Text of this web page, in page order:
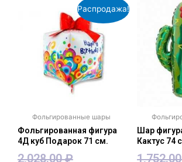
Распродажа!
Фольгированные шары
Фольгированная фигура
4Д куб Подарок 71 см.
2,028.00₽
Шар
Кактус 74